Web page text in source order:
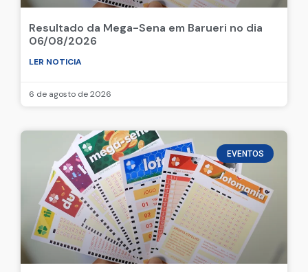
Resultado da Mega-Sena em Barueri no dia
06/08/2026
LER NOTICIA
6 de agosto de 2026
EVENTOS